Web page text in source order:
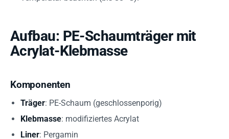
Aufbau: PE-Schaumträger mit
Acrylat-Klebmasse
Komponenten
Träger: PE-Schaum (geschlossenporig)
Klebmasse: modifiziertes Acrylat
Liner: Pergamin